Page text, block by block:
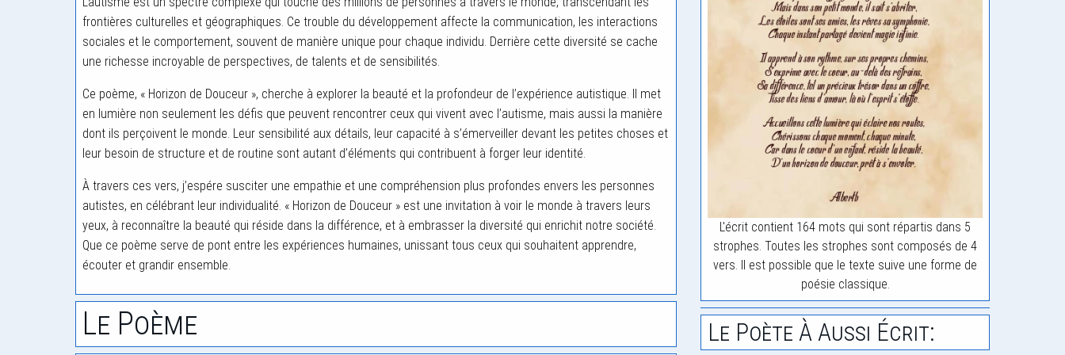
frontières culturelles et géographiques. Ce trouble du développement affecte la communication, les interactions
sociales et le comportement, souvent de manière unique pour chaque individu. Derrière cette diversité se cache
une richesse incroyable de perspectives, de talents et de sensibilités.
Ce poème, « Horizon de Douceur », cherche à explorer la beauté et la profondeur de l’expérience autistique. Il met
en lumière non seulement les défis que peuvent rencontrer ceux qui vivent avec l’autisme, mais aussi la manière
dont ils perçoivent le monde. Leur sensibilité aux détails, leur capacité à s’émerveiller devant les petites choses et
leur besoin de structure et de routine sont autant d’éléments qui contribuent à forger leur identité.
À travers ces vers, j’espére susciter une empathie et une compréhension plus profondes envers les personnes
autistes, en célébrant leur individualité. « Horizon de Douceur » est une invitation à voir le monde à travers leurs
yeux, à reconnaître la beauté qui réside dans la différence, et à embrasser la diversité qui enrichit notre société.
Que ce poème serve de pont entre les expériences humaines, unissant tous ceux qui souhaitent apprendre,
écouter et grandir ensemble.
Le Poème
L'écrit contient 164 mots qui sont répartis dans 5
strophes. Toutes les strophes sont composés de 4
vers. Il est possible que le texte suive une forme de
poésie classique.
Le Poète À Aussi Écrit: